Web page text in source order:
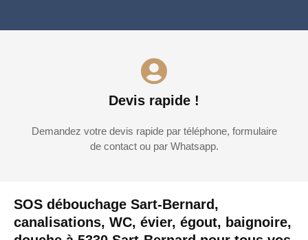
SOS débouchage Sart-Bernard,
canalisations, WC, évier, égout, baignoire,
Devis rapide !
Demandez votre devis rapide par téléphone, formulaire
de contact ou par Whatsapp.